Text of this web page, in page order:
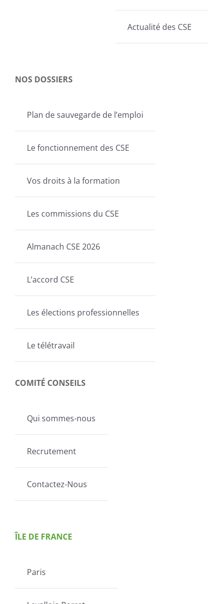
Actualité des CSE
NOS DOSSIERS
Plan de sauvegarde de l’emploi
Le fonctionnement des CSE
Vos droits à la formation
Les commissions du CSE
Almanach CSE 2026
L’accord CSE
Les élections professionnelles
Le télétravail
COMITÉ CONSEILS
Qui sommes-nous
Recrutement
Contactez-Nous
ÎLE DE FRANCE
Paris